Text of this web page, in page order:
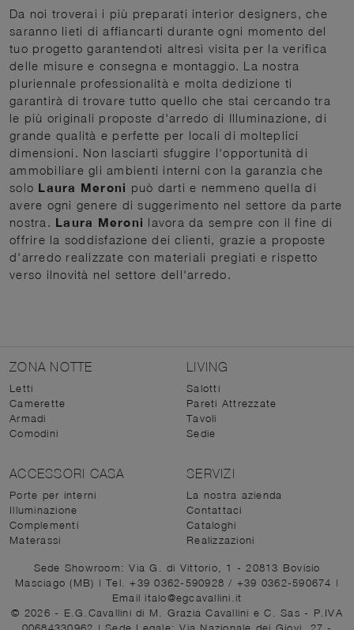
Da noi troverai i più preparati interior designers, che
saranno lieti di affiancarti durante ogni momento del
tuo progetto garantendoti altresì visita per la verifica
delle misure e consegna e montaggio. La nostra
pluriennale professionalità e molta dedizione ti
garantirà di trovare tutto quello che stai cercando tra
le più originali proposte d'arredo di Illuminazione, di
grande qualità e perfette per locali di molteplici
dimensioni. Non lasciarti sfuggire l'opportunità di
ammobiliare gli ambienti interni con la garanzia che
solo Laura Meroni può darti e nemmeno quella di
avere ogni genere di suggerimento nel settore da parte
nostra. Laura Meroni lavora da sempre con il fine di
offrire la soddisfazione dei clienti, grazie a proposte
d'arredo realizzate con materiali pregiati e rispetto
verso ilnovità nel settore dell'arredo.
ZONA NOTTE
Letti
Camerette
Armadi
Comodini
LIVING
Salotti
Pareti Attrezzate
Tavoli
Sedie
ACCESSORI CASA
Porte per interni
Illuminazione
Complementi
Materassi
SERVIZI
La nostra azienda
Contattaci
Cataloghi
Realizzazioni
Sede Showroom: Via G. di Vittorio, 1 - 20813 Bovisio
Masciago (MB) | Tel. +39 0362-590928/ +39 0362-590674 |
Email italo@egcavallini.it
© 2026 - E.G.Cavallini di M. Grazia Cavallini e C. Sas - P.IVA